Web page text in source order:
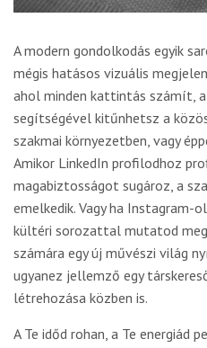
A modern gondolkodás egyik
mégis hatásos vizuális
ahol minden kattintás számít,
segítségével kitűnhetsz a
szakmai környezetben, vagy
Amikor LinkedIn profilodhoz
magabiztosságot sugároz, a
emelkedik. Vagy ha Instagram-
kültéri sorozattal mutatod
számára egy új művészi világ
ugyanez jellemző egy
létrehozása közben is.
A Te időd rohan, a Te energiád